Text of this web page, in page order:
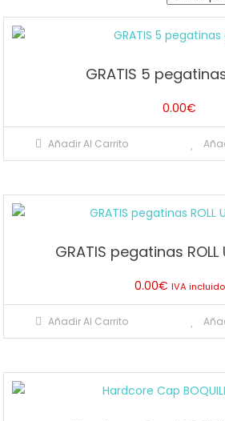
GRATIS 5
0.00€
Añadir Al Carrito
GRATIS pegatinas ROLL
0.00€ IVA incluido
Añadir Al Carrito